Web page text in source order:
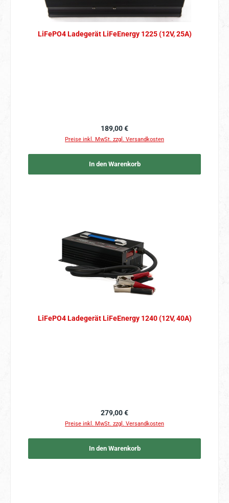
LiFePO4 Ladegerät LiFeEnergy 1225 (12V, 25A)
Regulärer Preis:
189,00 €
Preise inkl. MwSt. zzgl. Versandkosten
In den Warenkorb
LiFePO4 Ladegerät LiFeEnergy 1240 (12V, 40A)
Regulärer Preis:
279,00 €
Preise inkl. MwSt. zzgl. Versandkosten
In den Warenkorb